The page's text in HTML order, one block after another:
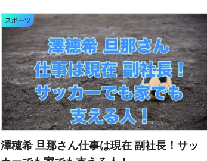
スポーツ
澤穂希 旦那さん仕事は現在 副社長！サッ